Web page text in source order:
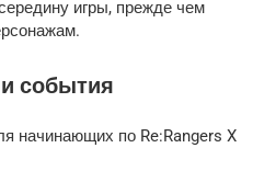
игры, прежде чем
события